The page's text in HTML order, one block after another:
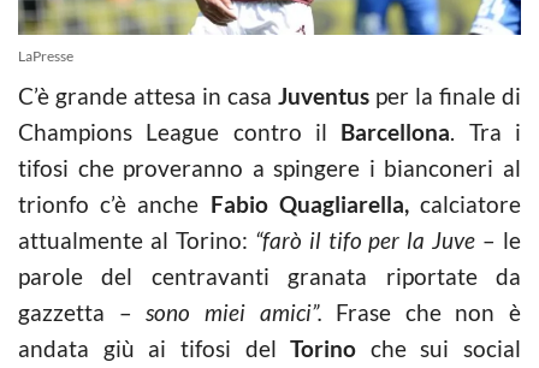
LaPresse
C’è grande attesa in casa Juventus per la finale di
Champions League contro il Barcellona. Tra i
tifosi che proveranno a spingere i bianconeri al
trionfo c’è anche Fabio Quagliarella,calciatore
attualmente al Torino: “farò il tifo per la Juve – le
parole del centravanti granata riportate da
gazzetta – sono miei amici”. Frase che non è
andata giù ai tifosi delTorino che sui social